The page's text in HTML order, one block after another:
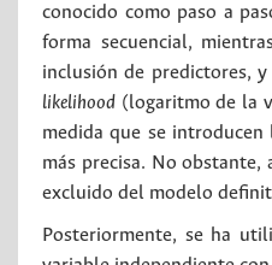
conocido como paso a
forma secuencial,
inclusión de predictores,
likelihood (logaritmo de la
medida que se
más precisa. No obstante,
excluido del modelo
Posteriormente, se ha